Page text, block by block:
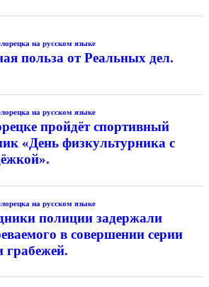
на русском языке
польза от Реальных дел.
на русском языке
пройдёт спортивный
«День физкультурника с
на русском языке
полиции задержали
в совершении серии
грабежей.